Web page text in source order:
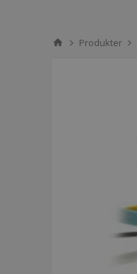
Produkter